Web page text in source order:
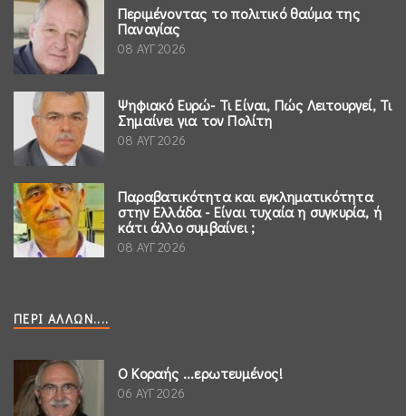
Περιμένοντας το πολιτικό θαύμα της
Παναγίας
08 ΑΥΓ 2026
Ψηφιακό Ευρώ- Τι Είναι, Πώς Λειτουργεί, Τι
Σημαίνει για τον Πολίτη
08 ΑΥΓ 2026
Παραβατικότητα και εγκληματικότητα
στην Ελλάδα - Είναι τυχαία η συγκυρία, ή
κάτι άλλο συμβαίνει ;
08 ΑΥΓ 2026
ΠΕΡΊ ΆΛΛΩΝ....
Ο Κοραής ...ερωτευμένος!
06 ΑΥΓ 2026